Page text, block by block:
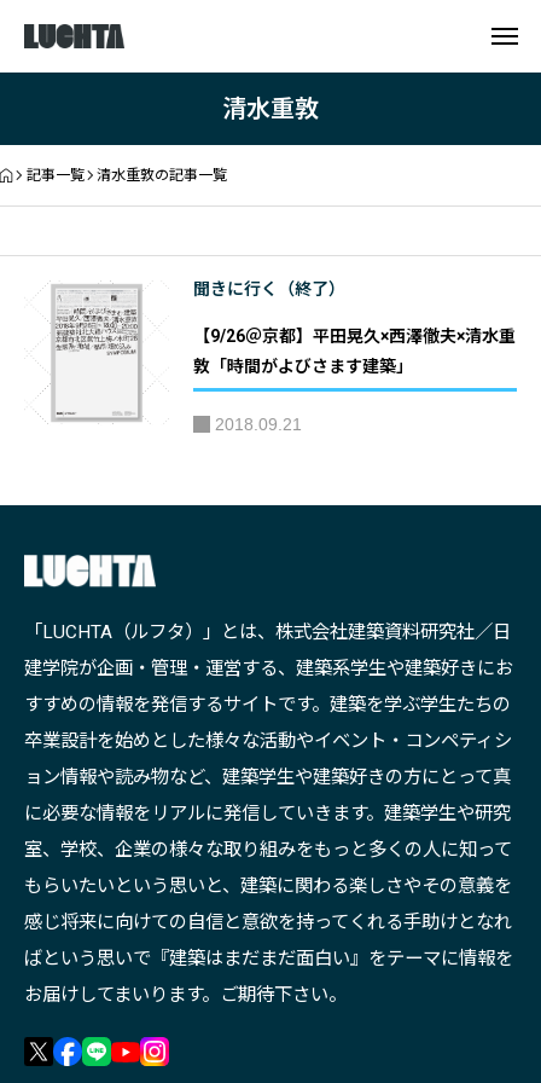
清水重敦
記事一覧 清水重敦の記事一覧
聞きに行く（終了）
【9/26＠京都】平田晃久×西澤徹夫×清水重
敦「時間がよびさます建築」
2018.09.21
「LUCHTA（ルフタ）」とは、株式会社建築資料研究社／日
建学院が企画・管理・運営する、建築系学生や建築好きにお
すすめの情報を発信するサイトです。建築を学ぶ学生たちの
卒業設計を始めとした様々な活動やイベント・コンペティシ
ョン情報や読み物など、建築学生や建築好きの方にとって真
に必要な情報をリアルに発信していきます。建築学生や研究
室、学校、企業の様々な取り組みをもっと多くの人に知って
もらいたいという思いと、建築に関わる楽しさやその意義を
感じ将来に向けての自信と意欲を持ってくれる手助けとなれ
ばという思いで『建築はまだまだ面白い』をテーマに情報を
お届けしてまいります。ご期待下さい。